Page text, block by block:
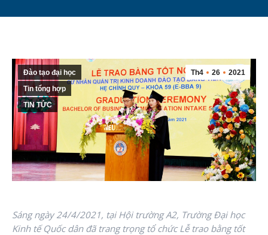
Th4 26 2021
Đào tạo đại học
Tin tổng hợp
TIN TỨC
Sáng ngày 24/4/2021, tại Hội trường A2, Trường Đại học
Kinh tế Quốc dân đã trang trọng tổ chức Lễ trao bằng tốt